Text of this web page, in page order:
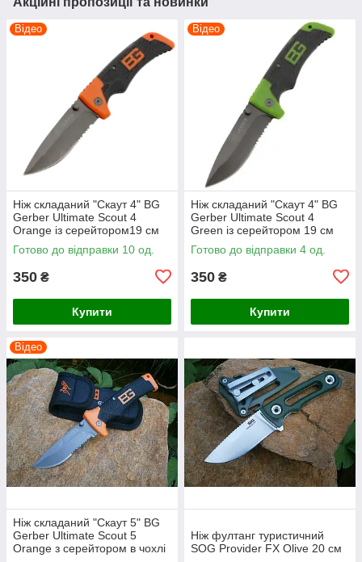
Відео
Ніж складаний "Скаут 4" BG
Gerber Ultimate Scout 4
Оrange із серейтором19 см
Готово до відправки 10 од.
350 ₴
Купити
Відео
Ніж складаний "Скаут 4" BG
Gerber Ultimate Scout 4
Green із серейтором 19 см
Готово до відправки 4 од.
350 ₴
Купити
Відео
Ніж складаний "Скаут 5" BG
Gerber Ultimate Scout 5
Оrange з серейтором в чохлі
Ніж фултанг туристичний
SOG Provider FX Olive 20 см